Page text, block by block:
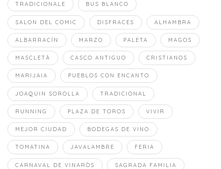
TRADICIONALE BUS BLANCO
SALON DEL COMIC DISFRACES ALHAMBRA
ALBARRACÍN MARZO PALETA MAGOS
MASCLETÀ CASCO ANTIGUO CRISTIANOS
MARIJAIA PUEBLOS CON ENCANTO
JOAQUIN SOROLLA TRADICIONAL
RUNNING PLAZA DE TOROS VIVIR
MEJOR CIUDAD BODEGAS DE VINO
TOMATINA JAVALAMBRE FERIA
CARNAVAL DE VINARÒS SAGRADA FAMILIA